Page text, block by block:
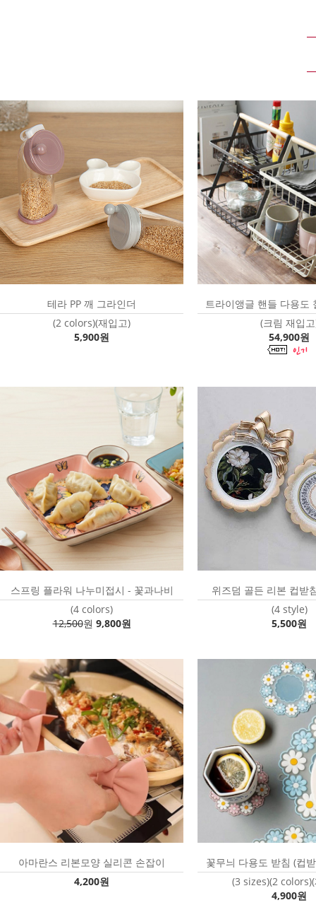
테라 PP 깨 그라인더
(2 colors)(재입고)
5,900원
트라이앵글 핸들 다용도
(크림 재입
54,900원
스프링 플라워 나누미접시 - 꽃과나비
(4 colors)
12,500원 9,800원
위즈덤 골든 리본 컵받
(4 style)
5,500원
아마란스 리본모양 실리콘 손잡이
4,200원
꽃무늬 다용도 받침 (컵
(3 sizes)(2
4,900원